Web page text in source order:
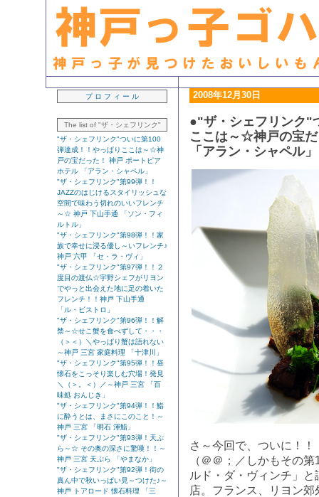
プ ロ フ ィ ー ル
The list of "ザ・シェフリンク"
"ザ・シェフリンク"ついに第100
弾達成！！やっぱりここは～☆神
戸の宝だった！ 神戸 ポートピア
ホテル 「アラン・シャペル」
"ザ・シェフリンク"第99弾！！
JAZZのはじけるスタイリッシュな
空間で味わう切れのいいフレンチ
～☆ 神戸 下山手通 「ソン・フィ
ルトル」
"ザ・シェフリンク"第98弾！！家
族で幸せに浸る優し～いフレンチ♪
神戸 六甲 「セ・ラ・ヴィ」
"ザ・シェフリンク"第97弾！！２
度目の渡仏☆宇野シェフがリヨン
でやっと出会えた地に足の着いた
フレンチ！！神戸 下山手通
「ル・ビストロ」
"ザ・シェフリンク"第96弾！！解
禁～☆せこ蟹を食べずして・・・
（＞＜）＼やっぱり蟹は語れない
～神戸 三宮 家庭料理 「十津川」
"ザ・シェフリンク"第95弾！！昼
懐石をこっそり楽しむ穴場！発見
＼（＞。＜）／～神戸 三宮 「百
味処 おんじき」
"ザ・シェフリンク"第94弾！！鮨
に酔うとは、まさにこのこと！～
神戸 三宮 「明石 渾鮨」
"ザ・シェフリンク"第93弾！天ぷ
ら～☆ その奥の深さに驚嘆！！～
神戸 三宮 天ぷら 「やまなか」
"ザ・シェフリンク"第92弾！街の
真ん中で秋いっぱい見～つけた♪～
神戸 トアロード 懐石料理 「三
2008年12月30日
●"ザ・シェフリンク"
ここは～☆神戸の宝
「アラン・シャペル」
さ～今回で、ついに！
（＠＠；／しかもその
ルド・ダ・ヴィンチ」
店。フランス、リヨン